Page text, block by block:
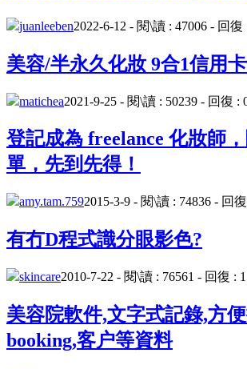
juanleeben2022-6-12 - 閱\讀 : 47006 - 回復
美容/半永久化妝 9合1信用
matichea2021-9-25 - 閱\讀 : 50239 - 回復 :
登記成為 freelance 化妝師
單，先到先得！
amy.tam.7592015-3-9 - 閱\讀 : 74836 - 回
有冇D程式識分眼影色?
skincare2010-7-22 - 閱\讀 : 76561 - 回復 : 1
美容院軟件,文字式記錄,方
booking,客户等資料